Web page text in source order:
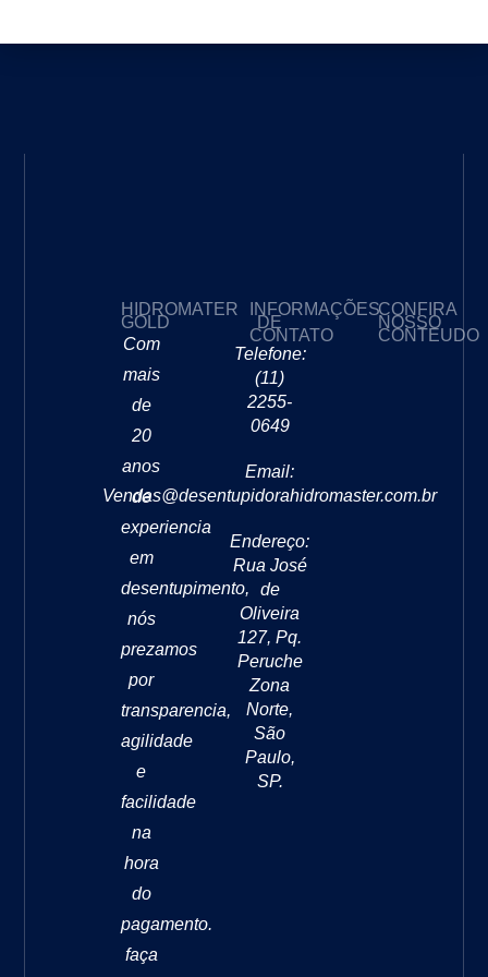
HIDROMATER
GOLD
Com
mais
de
20
anos
de
experiencia
em
desentupimento,
nós
prezamos
por
transparencia,
agilidade
e
facilidade
na
hora
do
pagamento.
faça
INFORMAÇÕES
DE
CONTATO
Telefone:
(11)
2255-
0649
Email:
Vendas@desentupidorahidromaster.com.br
Endereço:
Rua José
de
Oliveira
127, Pq.
Peruche
Zona
Norte,
São
Paulo,
SP.
CONFIRA
NOSSO
CONTEUDO